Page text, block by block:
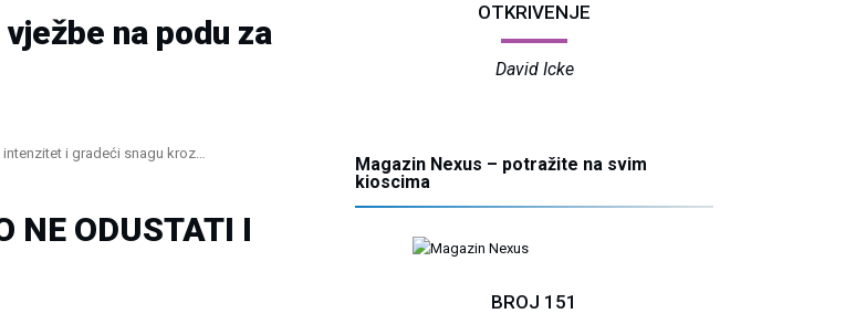
na podu za
i gradeći snagu kroz…
NE ODUSTATI I
OTKRIVENJE
David Icke
Magazin Nexus – potražite na svim
kioscima
BROJ 151